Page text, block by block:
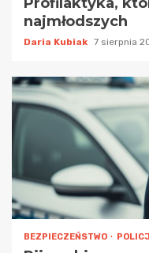
najmłodszych
Daria Kubiak 7 sierpnia
BEZPIECZEŃSTWO